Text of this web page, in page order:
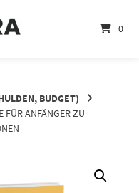
0
BUDGET)
FÜR ANFÄNGER ZU